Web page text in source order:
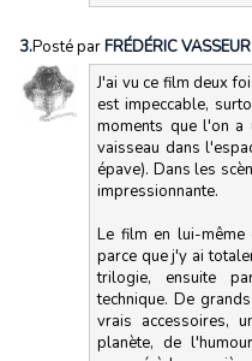
3.Posté parFRÉDÉRIC VASSEUR
J'ai vu ce film deux
est impeccable,
moments que l'on a
vaisseau dans
épave). Dans les
impressionnante.
Le film en lui-
parce que j'y ai
trilogie, ensuite
technique. De
vrais accessoires,
planète, de